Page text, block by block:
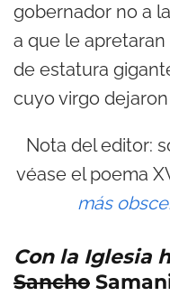
gobernador no a la
a que le
de estatura
cuyo virgo
Nota del editor:
véase el poema
más
Con la Iglesia
Sancho